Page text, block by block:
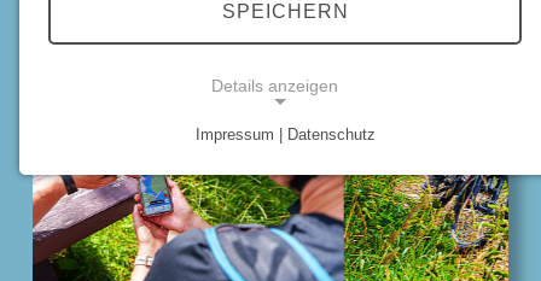
SPEICHERN
Details anzeigen
Impressum | Datenschutz